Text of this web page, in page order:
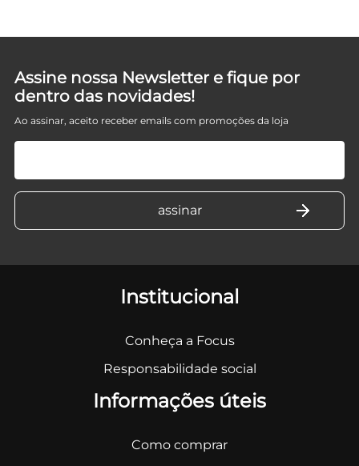
Assine nossa Newsletter e fique por
dentro das novidades!
Ao assinar, aceito receber emails com promoções da loja
Institucional
Conheça a Focus
Responsabilidade social
Informações úteis
Como comprar